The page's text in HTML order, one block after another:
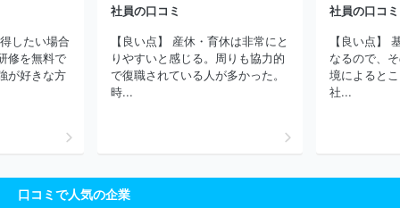
株式会社カヤック
ＢＩＰＲＯＧＹ株式会社
ＪＡＬデジタル株式
ーシー
株式会社あとらす二十一
三菱電機ソフトウエア株式会社
ＮＴＴインテグレーション株式会社
ＳＣＳＫ株式会社
株式会社
クレスコ
ＮＳＷ株式会社 兼松エレクトロニクス株式会社
ＳＣ
ーブシステム
ＡＪＳ株式会社
ステムズ株式会社
株式会社日立システムズ
第一ライフテクノク
ロス株式会社
株式会社ピーエスシー
したい場合
修を無料で
が好きな方
社員の口コミ
【良い点】 産休・育休は非常にと
りやすいと感じる。周りも協力的
で復職されている人が多かった。
時...
社員の口コミ
【良い点】
なるので、
境によると
社...
口コミで人気の企業